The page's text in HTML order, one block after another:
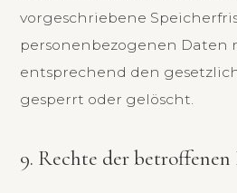
vorgeschriebene
personenbezogenen Daten
entsprechend den
gesperrt oder gelöscht.
9. Rechte der betroffenen